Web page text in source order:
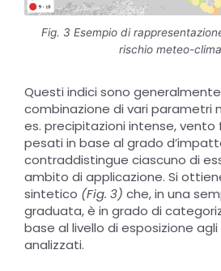
Questi indici sono
combinazione di vari parametri
es. precipitazioni intense, vento
pesati in base al grado
contraddistingue ciascuno di
ambito di applicazione. Si
sintetico (Fig. 3) che, in una
graduata, è in grado di
base al livello di esposizione
analizzati.
Fig. 3 Esempio di
rischio meteo-